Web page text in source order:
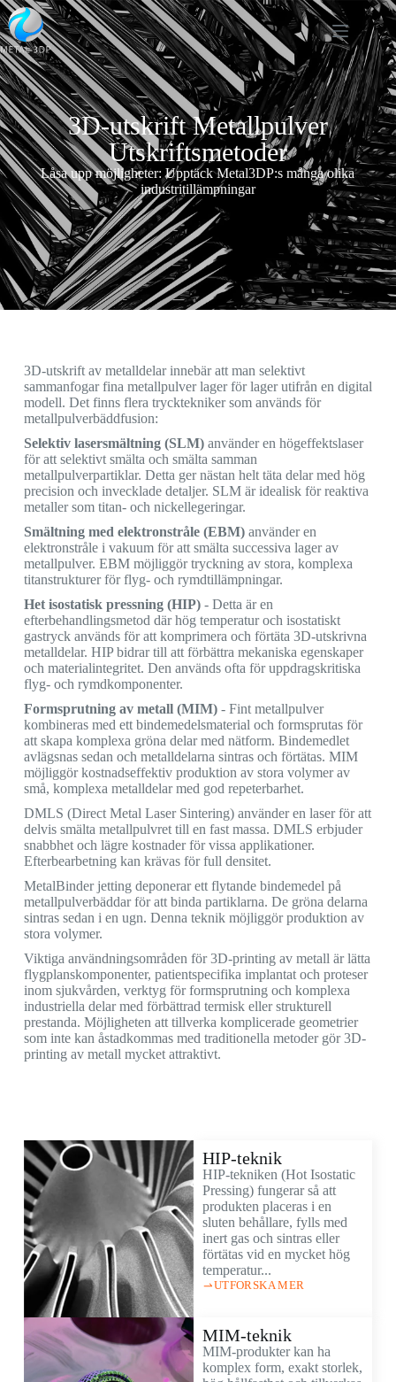
3D-utskrift Metallpulver
Utskriftsmetoder
Låsa upp möjligheter: Upptäck Metal3DP:s många olika
industritillämpningar
3D-utskrift av metalldelar innebär att man selektivt
sammanfogar fina metallpulver lager för lager utifrån en digital
modell. Det finns flera trycktekniker som används för
metallpulverbäddfusion:
Selektiv lasersmältning (SLM)använder en högeffektslaser
för att selektivt smälta och smälta samman
metallpulverpartiklar. Detta ger nästan helt täta delar med hög
precision och invecklade detaljer. SLM är idealisk för reaktiva
metaller som titan- och nickellegeringar.
Smältning med elektronstråle (EBM)använder en
elektronstråle i vakuum för att smälta successiva lager av
metallpulver. EBM möjliggör tryckning av stora, komplexa
titanstrukturer för flyg- och rymdtillämpningar.
Het isostatisk pressning (HIP)- Detta är en
efterbehandlingsmetod där hög temperatur och isostatiskt
gastryck används för att komprimera och förtäta 3D-utskrivna
metalldelar. HIP bidrar till att förbättra mekaniska egenskaper
och materialintegritet. Den används ofta för uppdragskritiska
flyg- och rymdkomponenter.
Formsprutning av metall (MIM)- Fint metallpulver
kombineras med ett bindemedelsmaterial och formsprutas för
att skapa komplexa gröna delar med nätform. Bindemedlet
avlägsnas sedan och metalldelarna sintras och förtätas. MIM
möjliggör kostnadseffektiv produktion av stora volymer av
små, komplexa metalldelar med god repeterbarhet.
DMLS (Direct Metal Laser Sintering) använder en laser för att
delvis smälta metallpulvret till en fast massa. DMLS erbjuder
snabbhet och lägre kostnader för vissa applikationer.
Efterbearbetning kan krävas för full densitet.
MetalBinder jetting deponerar ett flytande bindemedel på
metallpulverbäddar för att binda partiklarna. De gröna delarna
sintras sedan i en ugn. Denna teknik möjliggör produktion av
stora volymer.
Viktiga användningsområden för 3D-printing av metall är lätta
flygplanskomponenter, patientspecifika implantat och proteser
inom sjukvården, verktyg för formsprutning och komplexa
industriella delar med förbättrad termisk eller strukturell
prestanda. Möjligheten att tillverka komplicerade geometrier
som inte kan åstadkommas med traditionella metoder gör 3D-
printing av metall mycket attraktivt.
HIP-teknik
HIP-tekniken (Hot Isostatic
Pressing) fungerar så att
produkten placeras i en
sluten behållare, fylls med
inert gas och sintras eller
förtätas vid en mycket hög
temperatur...
UTFORSKA MER
MIM-teknik
MIM-produkter kan ha
komplex form, exakt storlek,